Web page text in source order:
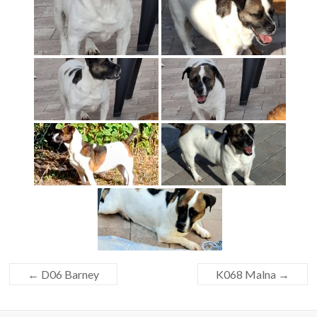
← D06 Barney K068 Malna →